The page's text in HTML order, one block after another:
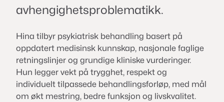
avhengighetsproblematikk.
Hina tilbyr psykiatrisk behandling basert på
oppdatert medisinsk kunnskap, nasjonale faglige
retningslinjer og grundige kliniske vurderinger.
Hun legger vekt på trygghet, respekt og
individuelt tilpassede behandlingsforløp, med mål
om økt mestring, bedre funksjon og livskvalitet.